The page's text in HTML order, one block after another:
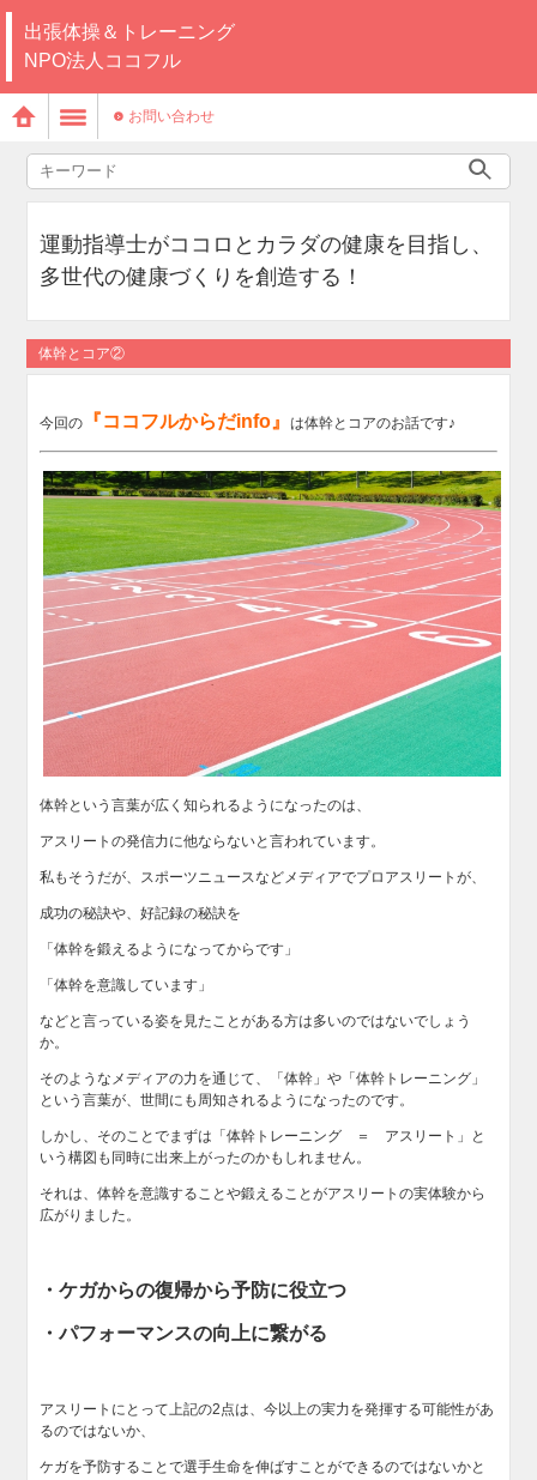
出張体操＆トレーニング
NPO法人ココフル
お問い合わせ
運動指導士がココロとカラダの健康を目指し、
多世代の健康づくりを創造する！
体幹とコア②
今回の 『ココフルからだinfo』は体幹とコアのお話です♪
体幹という言葉が広く知られるようになったのは、
アスリートの発信力に他ならないと言われています。
私もそうだが、スポーツニュースなどメディアでプロアスリートが、
成功の秘訣や、好記録の秘訣を
「体幹を鍛えるようになってからです」
「体幹を意識しています」
などと言っている姿を見たことがある方は多いのではないでしょう
か。
そのようなメディアの力を通じて、「体幹」や「体幹トレーニング」
という言葉が、世間にも周知されるようになったのです。
しかし、そのことでまずは「体幹トレーニング ＝ アスリート」と
いう構図も同時に出来上がったのかもしれません。
それは、体幹を意識することや鍛えることがアスリートの実体験から
広がりました。
・ケガからの復帰から予防に役立つ
・パフォーマンスの向上に繋がる
アスリートにとって上記の2点は、今以上の実力を発揮する可能性があ
るのではないか、
ケガを予防することで選手生命を伸ばすことができるのではないかと